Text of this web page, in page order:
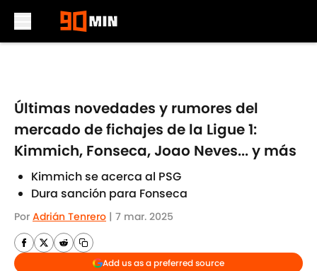
Últimas novedades y rumores del
mercado de fichajes de la Ligue 1:
Kimmich, Fonseca, Joao Neves... y más
Kimmich se acerca al PSG
Dura sanción para Fonseca
Por Adrián Tenrero | 7 mar. 2025
Add us as a preferred source